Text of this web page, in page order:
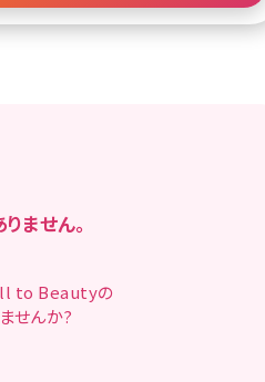
ません。
to Beautyの
せんか?